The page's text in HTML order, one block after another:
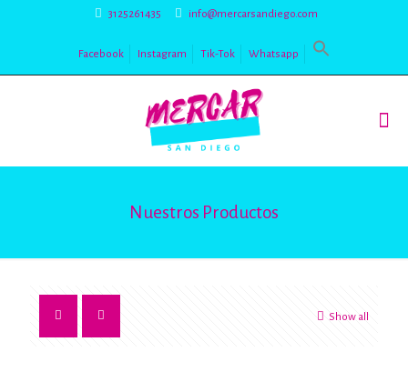
3125261435 info@mercarsandiego.com
Facebook Instagram Tik-Tok Whatsapp
Nuestros Productos
Show all